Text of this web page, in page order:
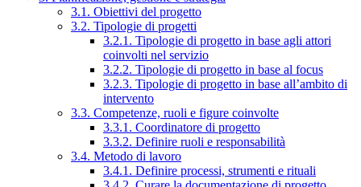
3.1. Obiettivi del progetto
3.2. Tipologie di progetti
3.2.1. Tipologie di progetto in base agli attori
coinvolti nel servizio
3.2.2. Tipologie di progetto in base al focus
3.2.3. Tipologie di progetto in base all’ambito di
intervento
3.3. Competenze, ruoli e figure coinvolte
3.3.1. Coordinatore di progetto
3.3.2. Definire ruoli e responsabilità
3.4. Metodo di lavoro
3.4.1. Definire processi, strumenti e rituali